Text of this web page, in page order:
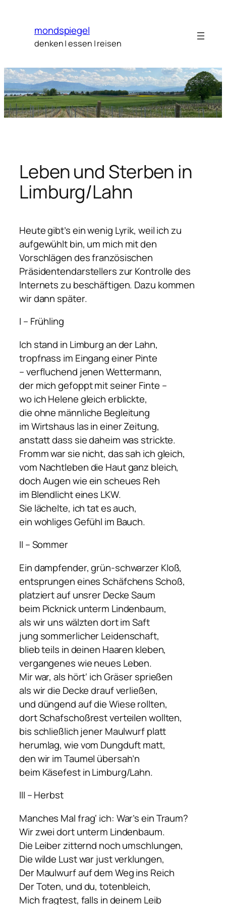
springen
mondspiegel
denken | essen | reisen
Leben und Sterben in
Limburg/Lahn
Heute gibt’s ein wenig Lyrik, weil ich zu
aufgewühlt bin, um mich mit den
Vorschlägen des französischen
Präsidentendarstellers zur Kontrolle des
Internets zu beschäftigen. Dazu kommen
wir dann später.
I – Frühling
Ich stand in Limburg an der Lahn,
tropfnass im Eingang einer Pinte
– verfluchend jenen Wettermann,
der mich gefoppt mit seiner Finte –
wo ich Helene gleich erblickte,
die ohne männliche Begleitung
im Wirtshaus las in einer Zeitung,
anstatt dass sie daheim was strickte.
Fromm war sie nicht, das sah ich gleich,
vom Nachtleben die Haut ganz bleich,
doch Augen wie ein scheues Reh
im Blendlicht eines LKW.
Sie lächelte, ich tat es auch,
ein wohliges Gefühl im Bauch.
II – Sommer
Ein dampfender, grün-schwarzer Kloß,
entsprungen eines Schäfchens Schoß,
platziert auf unsrer Decke Saum
beim Picknick unterm Lindenbaum,
als wir uns wälzten dort im Saft
jung sommerlicher Leidenschaft,
blieb teils in deinen Haaren kleben,
vergangenes wie neues Leben.
Mir war, als hört‘ ich Gräser sprießen
als wir die Decke drauf verließen,
und düngend auf die Wiese rollten,
dort Schafschoßrest verteilen wollten,
bis schließlich jener Maulwurf platt
herumlag, wie vom Dungduft matt,
den wir im Taumel übersah’n
beim Käsefest in Limburg/Lahn.
III – Herbst
Manches Mal frag‘ ich: War’s ein Traum?
Wir zwei dort unterm Lindenbaum.
Die Leiber zitternd noch umschlungen,
Die wilde Lust war just verklungen,
Der Maulwurf auf dem Weg ins Reich
Der Toten, und du, totenbleich,
Mich fragtest, falls in deinem Leib